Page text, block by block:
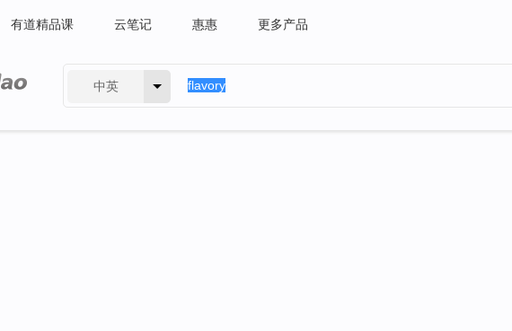
有道精品课 云笔记 惠惠 更多产品
中英